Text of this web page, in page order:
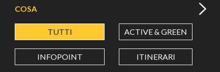
LATITUDINE
COSA
TUTTI ACTIVE & GREEN
INFOPOINT ITINERARI